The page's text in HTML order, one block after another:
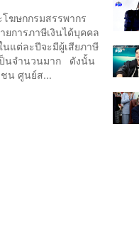
ฆษกกรมสรรพากร
ยการภาษีเงินได้บุคคล
แต่ละปีจะมีผู้เสียภาษี
นจำนวนมาก ดังนั้น
ชน ศูนย์ส...